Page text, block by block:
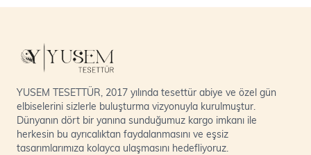
YUSEM TESETTÜR, 2017 yılında tesettür abiye ve özel gün
elbiselerini sizlerle buluşturma vizyonuyla kurulmuştur.
Dünyanın dört bir yanına sunduğumuz kargo imkanı ile
herkesin bu ayrıcalıktan faydalanmasını ve eşsiz
tasarımlarımıza kolayca ulaşmasını hedefliyoruz.